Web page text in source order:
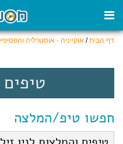
דף הבית/ אוקייניה - אוסטרליה
חפשו טיפ/המלצה